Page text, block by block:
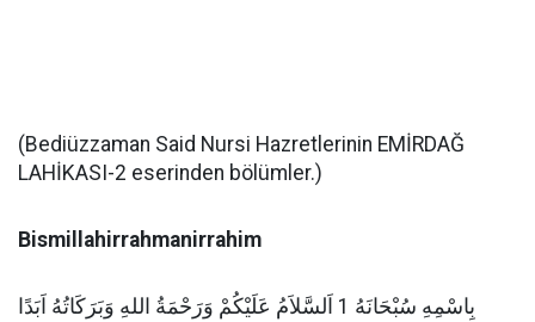
(Bediüzzaman Said Nursi Hazretlerinin EMİRDAĞ
LAHİKASI-2 eserinden bölümler.)
Bismillahirrahmanirrahim
بِاسْمِهِ سُبْحَانَهُ 1 اَلسَّلاَمُ عَلَيْكُمْ وَرَحْمَةُ اللهِ وَبَرَكَاتُهُ اَبَدًا